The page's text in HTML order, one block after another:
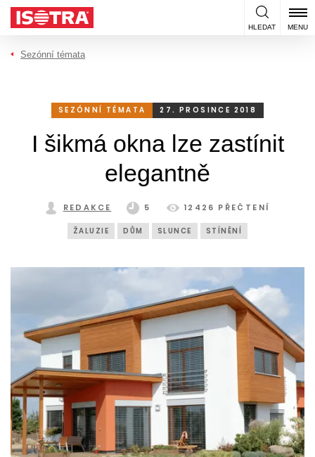
Přeskočit na obsah
HLEDAT MENU
Sezónní témata
SEZÓNNÍ TÉMATA 27. PROSINCE 2018
I šikmá okna lze zastínit
elegantně
REDAKCE 5 12426 PŘEČTENÍ
ŽALUZIE DŮM SLUNCE STÍNĚNÍ